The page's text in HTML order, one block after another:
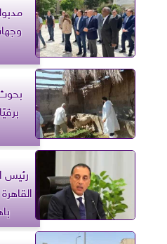
رئيس